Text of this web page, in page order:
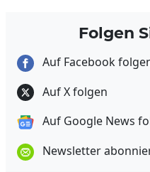
Folgen
Auf Facebook
Auf X folgen
Auf Google News
Newsletter